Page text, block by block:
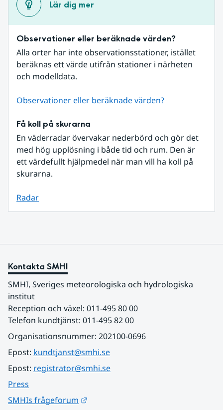
Lär dig mer
Observationer eller beräknade värden?
Alla orter har inte observationsstationer, istället
beräknas ett värde utifrån stationer i närheten
och modelldata.
Observationer eller beräknade värden?
Få koll på skurarna
En väderradar övervakar nederbörd och gör det
med hög upplösning i både tid och rum. Den är
ett värdefullt hjälpmedel när man vill ha koll på
skurarna.
Radar
Kontakta SMHI
SMHI, Sveriges meteorologiska och hydrologiska
institut
Reception och växel: 011-495 80 00
Telefon kundtjänst: 011-495 82 00
Organisationsnummer: 202100-0696
Epost: kundtjanst@smhi.se
Epost: registrator@smhi.se
Press
SMHIs frågeforum